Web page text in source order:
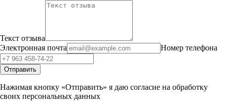
Текст отзыва
Электронная почта
Номер телефона
Отправить
Нажимая кнопку «Отправить» я даю согласие на обработку
своих персональных данных